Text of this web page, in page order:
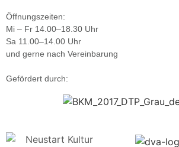
Öffnungszeiten:
Mi – Fr 14.00–18.30 Uhr
Sa 11.00–14.00 Uhr
und gerne nach Vereinbarung
Gefördert durch: